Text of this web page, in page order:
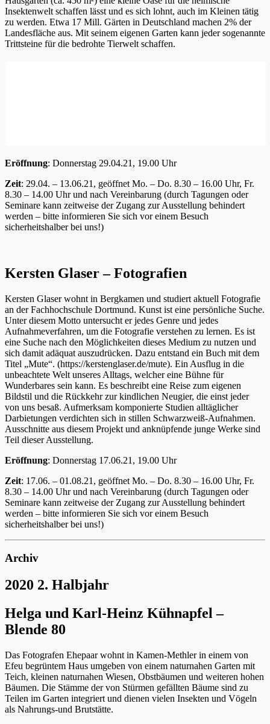
Insektenwelt schaffen lässt und es sich lohnt, auch im Kleinen tätig
zu werden. Etwa 17 Mill. Gärten in Deutschland machen 2% der
Landesfläche aus. Mit seinem eigenen Garten kann jeder sogenannte
Trittsteine für die bedrohte Tierwelt schaffen.
Eröffnung: Donnerstag 29.04.21, 19.00 Uhr
Zeit: 29.04. – 13.06.21, geöffnet Mo. – Do. 8.30 – 16.00 Uhr, Fr.
8.30 – 14.00 Uhr und nach Vereinbarung (durch Tagungen oder
Seminare kann zeitweise der Zugang zur Ausstellung behindert
werden – bitte informieren Sie sich vor einem Besuch
sicherheitshalber bei uns!)
Kersten Glaser – Fotografien
Kersten Glaser wohnt in Bergkamen und studiert aktuell Fotografie
an der Fachhochschule Dortmund. Kunst ist eine persönliche Suche.
Unter diesem Motto untersucht er jedes Genre und jedes
Aufnahmeverfahren, um die Fotografie verstehen zu lernen. Es ist
eine Suche nach den Möglichkeiten dieses Medium zu nutzen und
sich damit adäquat auszudrücken. Dazu entstand ein Buch mit dem
Titel „Mute“. (https://kerstenglaser.de/mute). Ein Ausflug in die
unbeachtete Welt unseres Alltags, welcher eine Bühne für
Wunderbares sein kann. Es beschreibt eine Reise zum eigenen
Bildstil und die Rückkehr zur kindlichen Neugier, die einst jeder
von uns besaß. Aufmerksam komponierte Studien alltäglicher
Darbietungen verdichten sich in stillen Schwarzweiß-Aufnahmen.
Ausschnitte aus diesem Projekt und anknüpfende junge Werke sind
Teil dieser Ausstellung.
Eröffnung: Donnerstag 17.06.21, 19.00 Uhr
Zeit: 17.06. – 01.08.21, geöffnet Mo. – Do. 8.30 – 16.00 Uhr, Fr.
8.30 – 14.00 Uhr und nach Vereinbarung (durch Tagungen oder
Seminare kann zeitweise der Zugang zur Ausstellung behindert
werden – bitte informieren Sie sich vor einem Besuch
sicherheitshalber bei uns!)
Archiv
2020 2. Halbjahr
Helga und Karl-Heinz Kühnapfel –
Blende 80
Das Fotografen Ehepaar wohnt in Kamen-Methler in einem von
Efeu begrüntem Haus umgeben von einem naturnahen Garten mit
Teich, kleinen naturnahen Wiesen, Obstbäumen und weiteren hohen
Bäumen. Die Stämme der von Stürmen gefällten Bäume sind zu
Teilen im Garten integriert und dienen vielen Insekten und Vögeln
als Nahrungs-und Brutstätte.